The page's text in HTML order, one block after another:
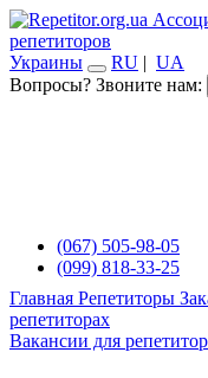
репетиторов
Украины
RU | UA
Вопросы? Звоните нам:
(067) 505-98-05
(099) 818-33-25
Главная Репетиторы
репетиторах
Вакансии для